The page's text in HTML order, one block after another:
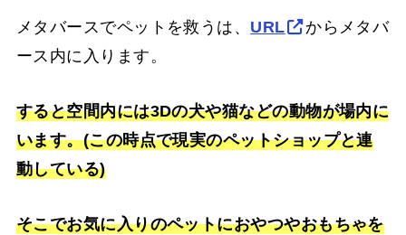
メタバースでペットを救うは、 URL
からメタバ
ース内に入ります。
すると空間内には3Dの犬や猫などの動物が場内に
います。(この時点で現実のペットショップと連
動している)
そこでお気に入りのペットにおやつやおもちゃを